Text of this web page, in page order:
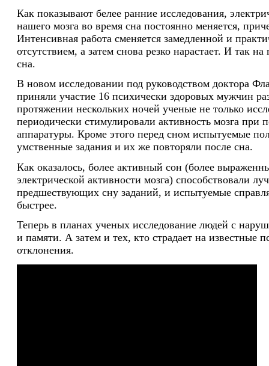
Как показывают белее ранние исследования,
нашего мозга во время сна постоянно меняется,
Интенсивная работа сменяется замедленной и
отсутствием, а затем снова резко нарастает. И так
сна.
В новом исследовании под руководством доктора
приняли участие 16 психически здоровых мужчин
протяжении нескольких ночей ученые не только
периодически стимулировали активность мозга при
аппаратуры. Кроме этого перед сном испытуемые
умственные задания и их же повторяли после сна.
Как оказалось, более активный сон (более
электрической активности мозга) способствовали
предшествующих сну заданий, и испытуемые
быстрее.
Теперь в планах ученых исследование людей с
и памяти. А затем и тех, кто страдает на известные
отклонения.